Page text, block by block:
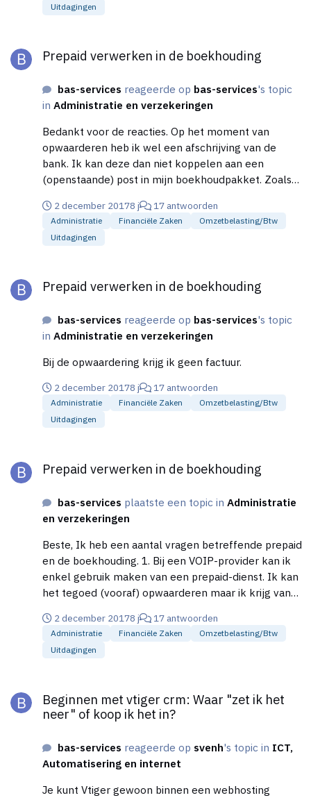
Uitdagingen
Prepaid verwerken in de boekhouding
bas-services reageerde op bas-services's topic
in Administratie en verzekeringen
Bedankt voor de reacties. Op het moment van
opwaarderen heb ik wel een afschrijving van de
bank. Ik kan deze dan niet koppelen aan een
(openstaande) post in mijn boekhoudpakket. Zoals
verbruikskosten. Deze kan ik wel boeken maar dan
zit ik nog steeds met de opwaardering die ik, naar
mijn idee, nergens kwijt kan. Ik gebruik E-
2 december 20178 j 17 antwoorden
Administratie Financiële Zaken
Omzetbelasting/btw
Uitdagingen
Prepaid verwerken in de boekhouding
bas-services reageerde op bas-services's topic
in Administratie en verzekeringen
Bij de opwaardering krijg ik geen factuur.
2 december 20178 j 17 antwoorden
Administratie Financiële Zaken
Omzetbelasting/btw
Uitdagingen
Prepaid verwerken in de boekhouding
bas-services plaatste een topic inAdministratie
en verzekeringen
Beste, Ik heb een aantal vragen betreffende prepaid
en de boekhouding. 1. Bij een VOIP-provider kan ik
enkel gebruik maken van een prepaid-dienst. Ik kan
het tegoed (vooraf) opwaarderen maar ik krijg van
ik wel achteraf een factuur van de verbruikskosten
met BTW specificatie. Hoe verwerk ik dit in de
boekhouding? 2. Bij een ander bedrijf kan ik niet op
online moet opwaarderen. Ik krijg van deze
transactie tevens geen factuur, enkel van de
mij onduidelijk hoe dit in zijn werk gaat. Kunnen jullie
mij helpen? Bij voorbaat dank!
2 december 20178 j 17 antwoorden
Administratie Financiële Zaken
Omzetbelasting/btw
Uitdagingen
Beginnen met vtiger crm: Waar "zet ik het
neer" of koop ik het in?
bas-services reageerde op svenh's topic in ICT,
Automatisering en internet
Je kunt Vtiger gewoon binnen een webhosting